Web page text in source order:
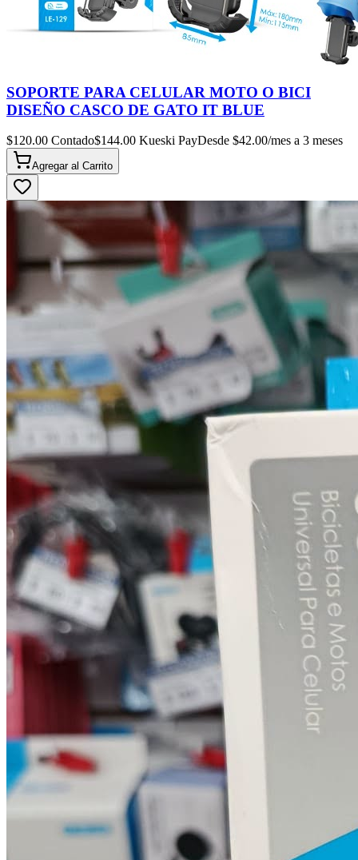
SOPORTE PARA CELULAR MOTO O BICI
DISEÑO CASCO DE GATO IT BLUE
$120.00 Contado$144.00 Kueski PayDesde $42.00/mes a 3 meses
Agregar al Carrito